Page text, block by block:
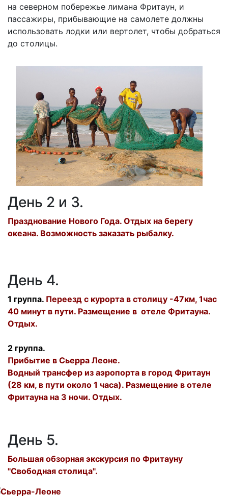
на северном побережье лимана Фритаун, и
пассажиры, прибывающие на самолете должны
использовать лодки или вертолет, чтобы добраться
до столицы.
День 2 и 3.
Празднование Нового Года. Отдых на берегу
океана. Возможность заказать рыбалку.
День 4.
1 группа. Переезд с курорта в столицу -47км, 1час
40 минут в пути. Размещение в отеле Фритауна.
Отдых.
2 группа.
Прибытие в Сьерра Леоне.
Водный трансфер из аэропорта в город Фритаун
(28 км, в пути около 1 часа). Размещение в отеле
Фритауна на 3 ночи. Отдых.
День 5.
Большая обзорная экскурсия по Фритауну
"Свободная столица".